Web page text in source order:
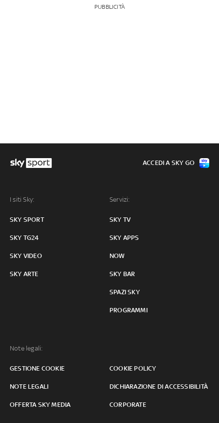
PUBBLICITÀ
I siti Sky:
SKY SPORT
SKY TG24
SKY VIDEO
SKY ARTE
Servizi:
SKY TV
SKY APPS
NOW
SKY BAR
SPAZI SKY
PROGRAMMI
Note legali:
GESTIONE COOKIE COOKIE POLICY
NOTE LEGALI DICHIARAZIONE DI ACCESSIBILITÀ
OFFERTA SKY MEDIA CORPORATE
ACCEDI A SKY GO